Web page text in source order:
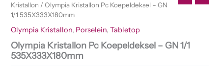
Kristallon / Olympia Kristallon Pc Koepeldeksel – GN
1/1 535X333X180mm
Olympia Kristallon, Porselein,Tabletop
Olympia Kristallon Pc Koepeldeksel – GN 1/1
535X333X180mm